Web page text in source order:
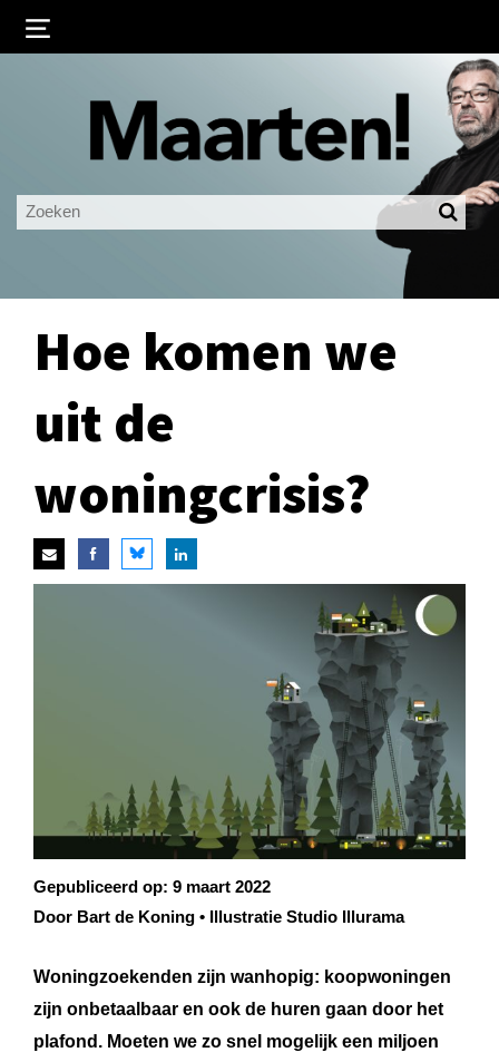
Ingelogd blijven
LOGIN
Hoe komen we
uit de
woningcrisis?
Gepubliceerd op: 9 maart 2022
Door Bart de Koning • Illustratie Studio Illurama
Woningzoekenden zijn wanhopig: koopwoningen
zijn onbetaalbaar en ook de huren gaan door het
plafond. Moeten we zo snel mogelijk een miljoen